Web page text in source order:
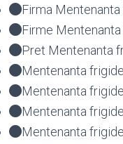
Firma
Firme
Pret Mentenanta
Mentenanta
Mentenanta
Mentenanta
Mentenanta